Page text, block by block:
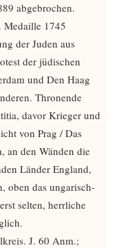
abgebrochen.
Medaille 1745
der Juden aus
der jüdischen
und Den Haag
Thronende
davor Krieger und
von Prag / Das
an den Wänden die
Länder England,
oben das ungarisch-
selten, herrliche
J. 60 Anm.;